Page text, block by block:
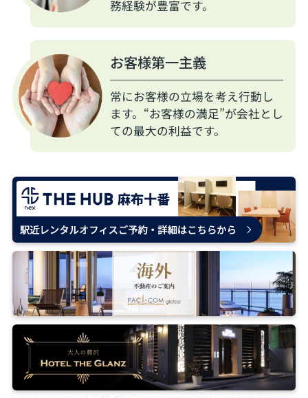
務経験が豊富です。
お客様第一主義
常にお客様の立場を考え行動し
ます。“お客様の満足”が会社とし
ての最大の利益です。